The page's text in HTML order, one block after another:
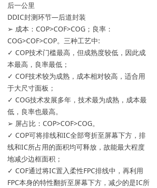
后一公里
DDIC封测环节—后道封装
➢ 成本：COP>COF>COG；良率：
COG>COF>COP。三种工艺中:
✓ COP技术门槛最高，但成熟度较低，因此成
本最高，良率最低；
✓ COF技术较为成熟，成本相对较高，适合用
于大尺寸面板；
✓ COG技术发展多年，技术最为成熟，成本最
低，良率也最高。
➢ 屏占比：COP>COF>COG。
✓ COP可将排线和IC全部弯折至屏幕下方，排
线和IC所占用的面积均可释放，故能最大程度
地减少边框面积；
✓ COF通过将IC置入柔性FPC排线中，再利用
FPC本身的特性翻折至屏幕下方，减少的是IC所